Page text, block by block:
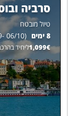
סרביה
טיול מובטח
8 ימים (
06/10
-
1,099€ ליחיד